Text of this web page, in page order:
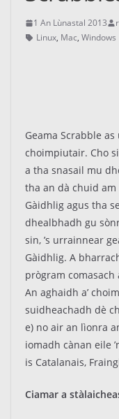
1 An Lùnastal 2013
Linux, Mac, Windows
Geama Scrabble
choimpiutair. Cho
a tha snasail mu
tha an dà chuid
Gàidhlig agus tha
dhealbhadh gu
sin, ’s urrainnear
Gàidhlig. A
prògram comasach
An aghaidh a’
suidheachadh dè
e) no air an lìonra
iomadh cànan eile
is Catalanais,
Ciamar a